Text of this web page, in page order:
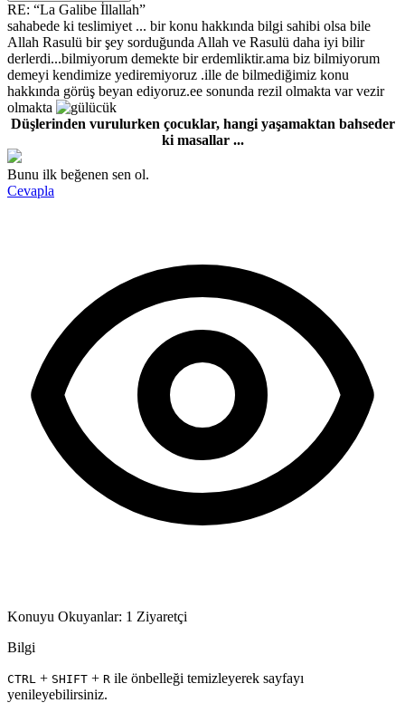
RE: “La Galibe İllallah”
sahabede ki teslimiyet ... bir konu hakkında bilgi sahibi olsa bile
Allah Rasulü bir şey sorduğunda Allah ve Rasulü daha iyi bilir
derlerdi...bilmiyorum demekte bir erdemliktir.ama biz bilmiyorum
demeyi kendimize yediremiyoruz .ille de bilmediğimiz konu
hakkında görüş beyan ediyoruz.ee sonunda rezil olmakta var vezir
olmakta
Düşlerinden vurulurken çocuklar, hangi yaşamaktan bahseder
ki masallar ...
Bunu ilk beğenen sen ol.
Cevapla
Konuyu Okuyanlar: 1 Ziyaretçi
Bilgi
CTRL + SHIFT + R ile önbelleği temizleyerek sayfayı
yenileyebilirsiniz.